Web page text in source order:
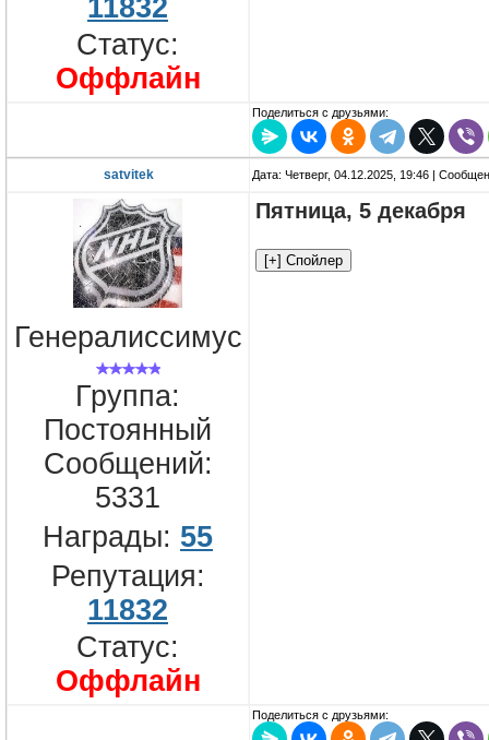
11832
Статус:
Оффлайн
Поделиться с друзьями:
satvitek Дата: Четверг, 04.12.2025, 19:46 |
Генералиссимус
Группа:
Постоянный
Сообщений:
5331
Награды: 55
Репутация:
11832
Статус:
Оффлайн
Пятница, 5 декабря
Поделиться с друзьями: